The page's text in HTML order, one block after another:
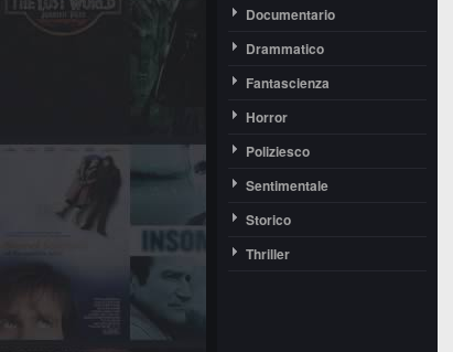
Documentario
Drammatico
Fantascienza
Horror
Poliziesco
Sentimentale
Storico
Thriller